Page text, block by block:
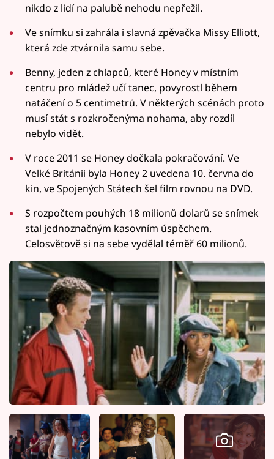
nikdo z lidí na palubě nehodu nepřežil.
Ve snímku si zahrála i slavná zpěvačka Missy Elliott,
která zde ztvárnila samu sebe.
Benny, jeden z chlapců, které Honey v místním
centru pro mládež učí tanec, povyrostl během
natáčení o 5 centimetrů. V některých scénách proto
musí stát s rozkročenýma nohama, aby rozdíl
nebylo vidět.
V roce 2011 se Honey dočkala pokračování. Ve
Velké Británii byla Honey 2 uvedena 10. června do
kin, ve Spojených Státech šel film rovnou na DVD.
S rozpočtem pouhých 18 milionů dolarů se snímek
stal jednoznačným kasovním úspěchem.
Celosvětově si na sebe vydělal téměř 60 milionů.